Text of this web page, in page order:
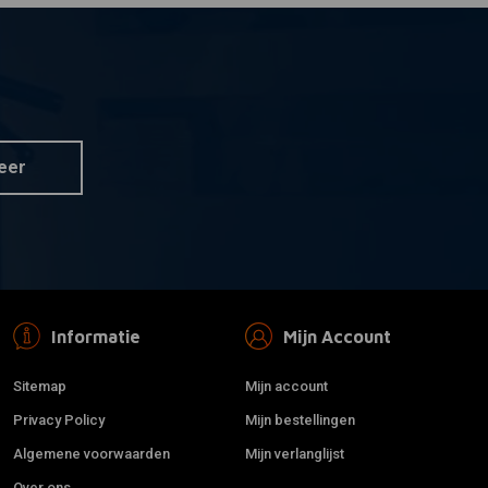
Informatie
Sitemap
Privacy Policy
Algemene voorwaarden
Mijn Account
Mijn account
Mijn bestellingen
Mijn verlanglijst